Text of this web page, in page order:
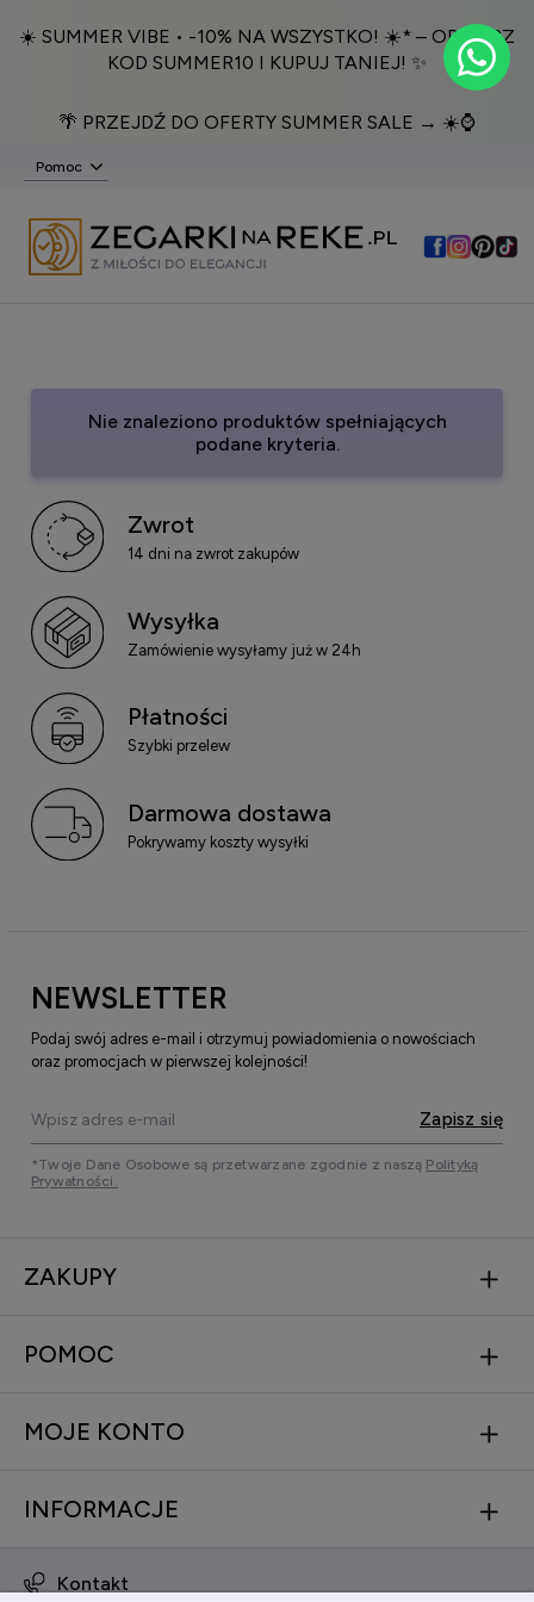
☀️ SUMMER VIBE • -10% NA WSZYSTKO! ☀️* – ODBIERZ
KOD SUMMER10 I KUPUJ TANIEJ! ✨
🌴 PRZEJDŹ DO OFERTY SUMMER SALE → ☀️⌚️
Pomoc
Nie znaleziono produktów spełniających
podane kryteria.
Zwrot
14 dni na zwrot zakupów
Wysyłka
Zamówienie wysyłamy już w 24h
Płatności
Szybki przelew
Darmowa dostawa
Pokrywamy koszty wysyłki
NEWSLETTER
Podaj swój adres e-mail i otrzymuj powiadomienia o nowościach
oraz promocjach w pierwszej kolejności!
Zapisz się
*Twoje Dane Osobowe są przetwarzane zgodnie z naszą Polityką
Prywatności.
ZAKUPY
POMOC
MOJE KONTO
INFORMACJE
Kontakt